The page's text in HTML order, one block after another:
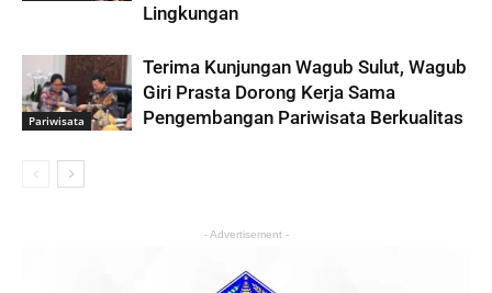
Lingkungan
Pariwisata
Terima Kunjungan Wagub Sulut, Wagub
Giri Prasta Dorong Kerja Sama
Pengembangan Pariwisata Berkualitas
- Advertisement -